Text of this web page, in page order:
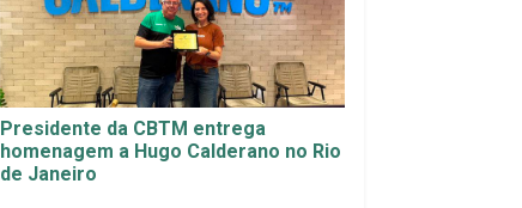
Presidente da CBTM entrega
homenagem a Hugo Calderano no Rio
de Janeiro